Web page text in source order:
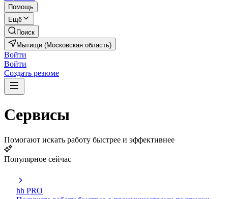
Помощь
Ещё
Поиск
Мытищи (Московская область)
Войти
Войти
Создать резюме
Сервисы
Помогают искать работу быстрее и эффективнее
Популярное сейчас
hh PRO